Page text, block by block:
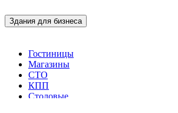
Здания для бизнеса
Гостиницы
Магазины
СТО
КПП
Столовые